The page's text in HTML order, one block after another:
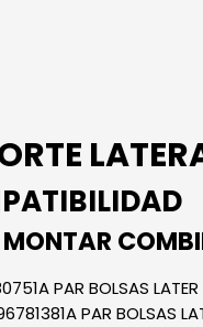
PAR BOLSAS
PAR BOLSAS